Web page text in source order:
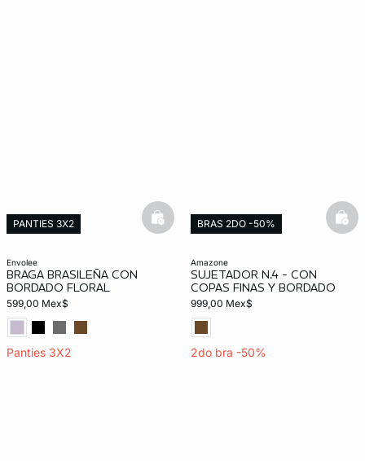
envolee
BRAGA BRASILEÑA CON
BORDADO FLORAL
599,00 Mex$
Panties 3X2
PANTIES 3X2
basketfull
amazone
SUJETADOR N.4 - CON
COPAS FINAS Y BORDADO
999,00 Mex$
2do bra -50%
BRAS 2DO -50%